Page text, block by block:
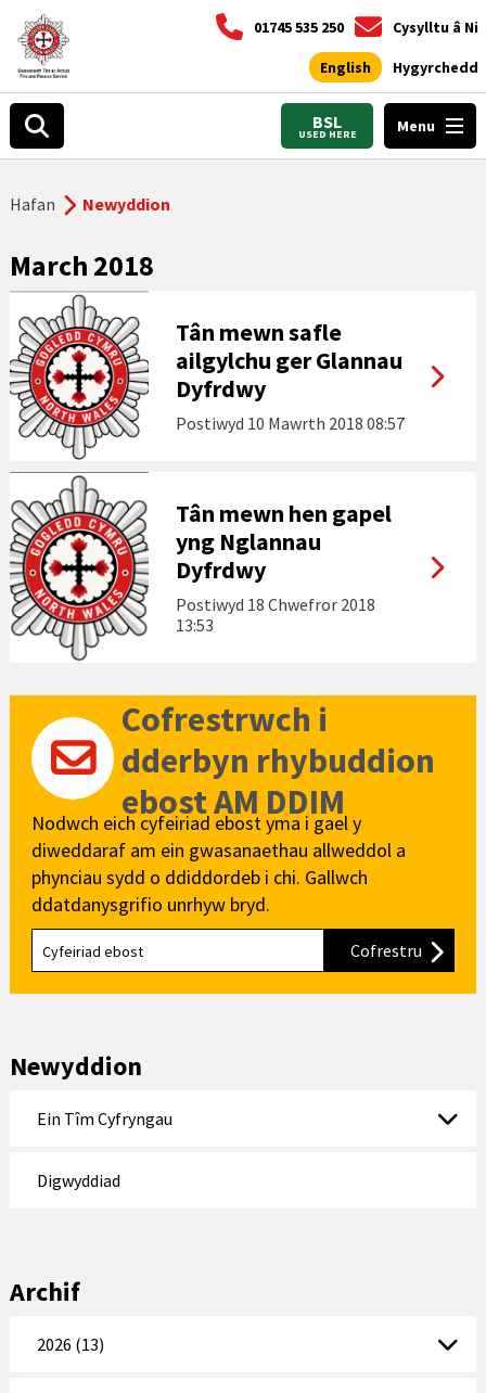
01745 535 250 Cysylltu â Ni
English Hygyrchedd
BSL
USED HERE Menu
Hafan Newyddion
March 2018
Tân mewn safle
ailgylchu ger Glannau
Dyfrdwy
Postiwyd 10 Mawrth 2018 08:57
Tân mewn hen gapel
yng Nglannau
Dyfrdwy
Postiwyd 18 Chwefror 2018
13:53
Cofrestrwch i
dderbyn rhybuddion
ebost AM DDIM
Nodwch eich cyfeiriad ebost yma i gael y
diweddaraf am ein gwasanaethau allweddol a
phynciau sydd o ddiddordeb i chi. Gallwch
ddatdanysgrifio unrhyw bryd.
Cofrestru i'n
Newyddion
Ein Tîm Cyfryngau
Digwyddiad
Archif
2026 (13)